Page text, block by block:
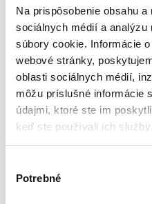
Na prispôsobenie obsahu
sociálnych médií a analýzu
súbory cookie. Informácie
webové stránky,
oblasti sociálnych médií,
môžu príslušné informácie
údajmi, ktoré ste im
keď ste používali ich služby.
Potrebné
2,4 m. Napínače budú
tak aj pri každodennom
Technické
Nastaviteľné pracky
Určené pre káble s
Odolná a ľahká konštrukcia
Jednoduché použitie